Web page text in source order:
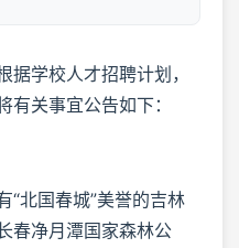
学校人才招聘计划，
有关事宜公告如下：
“北国春城”美誉的吉林
春净月潭国家森林公